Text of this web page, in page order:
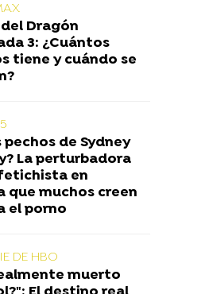
del Dragón
3: ¿Cuántos
tiene y cuándo se
pechos de Sydney
La perturbadora
en
que muchos creen
el porno
DE HBO
muerto